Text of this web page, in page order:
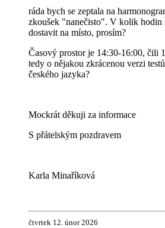
ráda bych se zeptala na
zkoušek "nanečisto". V kolik hodin
dostavit na místo, prosím?
Časový prostor je 14:30-16:00, čili
tedy o nějakou zkrácenou verzi
českého jazyka?
Mockrát děkuji za informace
S přátelským pozdravem
Karla Minaříková
čtvrtek 12. únor 2026